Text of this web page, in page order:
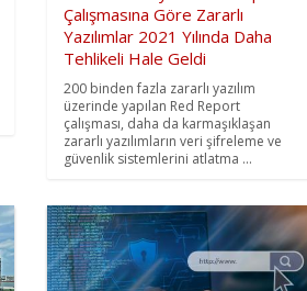
Çalışmasına Göre Zararlı
Yazılımlar 2021 Yılında Daha
Tehlikeli Hale Geldi
200 binden fazla zararlı yazılım
üzerinde yapılan Red Report
çalışması, daha da karmaşıklaşan
zararlı yazılımların veri şifreleme ve
güvenlik sistemlerini atlatma ...